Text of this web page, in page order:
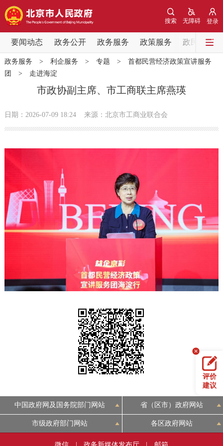
登录
无障碍
搜索
要闻动态 政务公开 政务服务 政策服务 政民互动
要闻动态
党中央精神 国务院信息 中央部委动态
北京要闻 会议信息 部门动态
各区热点
政务公开
机构职能
政策兑现 政策解读 回应关切
决策公开 专题公开
个人服务 法人服务 部门服务
利企服务
阳光政务
12345网上接诉即办 我要咨询 我要建议
参与调查 在线访谈 图说互动
政务服务 > 利企服务 > 专题 > 首都民营经济政策宣讲服务
团
> 走进海淀
市政协副主席、市工商联主席燕瑛
日期：2026-07-09 18:24 来源：北京市工商业联合会
评价
建议
中国政府网及国务院部门网站 省（区市）政府网站
市级政府部门网站 各区政府网站